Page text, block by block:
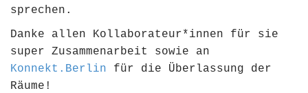
sprechen.
Danke allen Kollaborateur*innen für sie
super Zusammenarbeit sowie an
Konnekt.Berlin für die Überlassung der
Räume!